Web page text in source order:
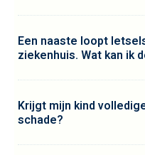
Een naaste loopt
ziekenhuis. Wat kan ik
Krijgt mijn kind
schade?